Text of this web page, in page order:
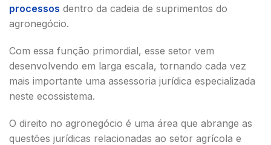
processos dentro da cadeia de suprimentos do
agronegócio.
Com essa função primordial, esse setor vem
desenvolvendo em larga escala, tornando cada vez
mais importante uma assessoria jurídica especializada
neste ecossistema.
O direito no agronegócio é uma área que abrange as
questões jurídicas relacionadas ao setor agrícola e